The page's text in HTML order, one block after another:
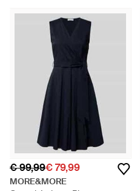
€ 99,99€ 79,99
MORE&MORE